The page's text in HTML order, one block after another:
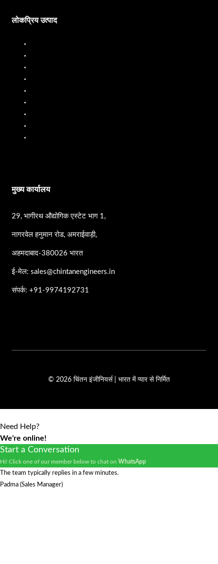
लोकप्रिय उत्पाद
मुख्य कार्यालय
29, भागीरथ औद्योगिक एस्टेट भाग 1,
नागरवेल हनुमान रोड, अमराईवाड़ी,
अहमदाबाद-380026 भारत
ई-मेल: sales@chintanengineers.in
संपर्क: +91-9974192731
© 2026 चिंतन इंजीनियर्स | भारत में प्यार से निर्मित
Need Help?
We're online!
Start a Conversation
Hi! Click one of our member below to chat on WhatsApp
The team typically replies in a few minutes.
Padma (Sales Manager)